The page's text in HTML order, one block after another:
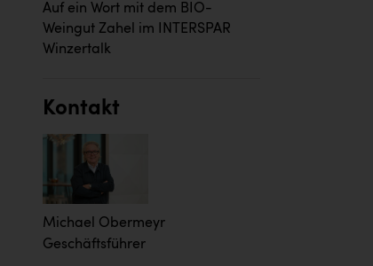
Auf ein Wort mit dem BIO-
Weingut Zahel im INTERSPAR
Winzertalk
Kontakt
Michael Obermeyr
Geschäftsführer